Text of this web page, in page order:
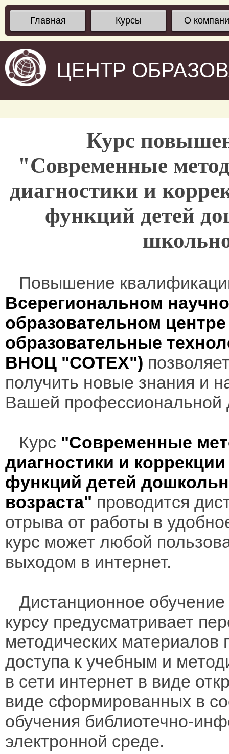
Главная Курсы О
ЦЕНТР
Курс
"Современные
диагностики и
функций детей
Повышение
Всерегиональном
образовательном
образовательные
ВНОЦ "СОТЕХ")
получить новые знания и
Вашей профессиональной
Курс "Современные
диагностики и
функций детей
возраста" проводится
отрыва от работы в
курс может любой
выходом в интернет.
Дистанционное
курсу предусматривает
методических материалов
доступа к учебным и
в сети интернет в виде
виде сформированных в
обучения библиотечно-
электронной среде.